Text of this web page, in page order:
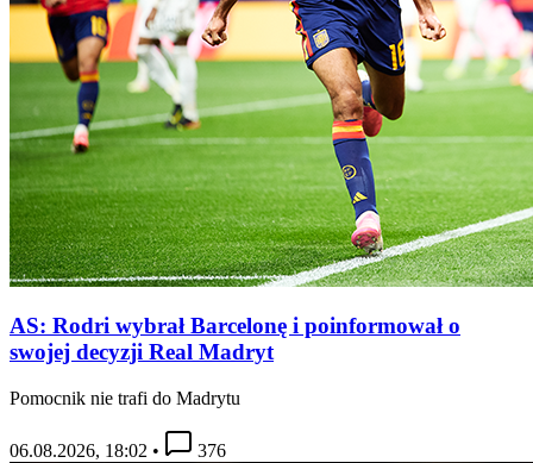
AS: Rodri wybrał Barcelonę i poinformował o
swojej decyzji Real Madryt
Pomocnik nie trafi do Madrytu
06.08.2026, 18:02 • 376